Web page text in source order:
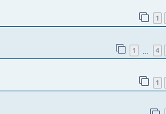
1
1 4
1